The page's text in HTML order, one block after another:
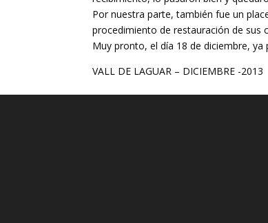
Por nuestra parte, también fue un
procedimiento de restauración de sus
Muy pronto, el día 18 de diciembre,
VALL DE LAGUAR – DICIEMBRE -2013